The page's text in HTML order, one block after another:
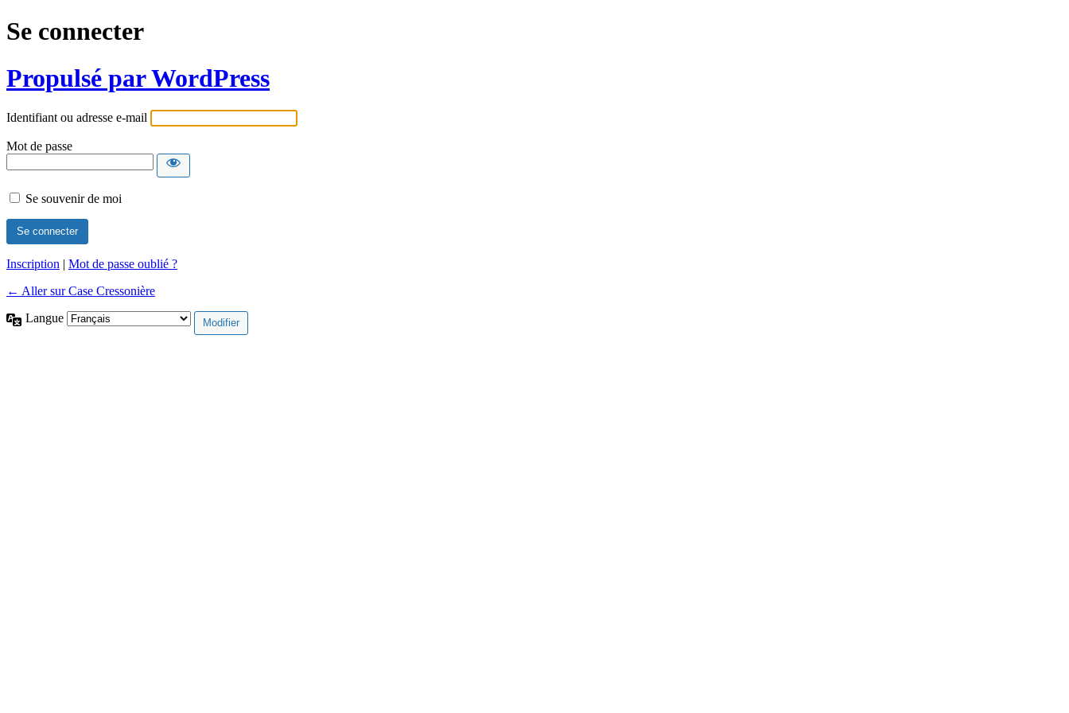
Se connecter
Propulsé par WordPress
Identifiant ou adresse e-mail
Mot de passe
Se souvenir de moi
Inscription | Mot de passe oublié ?
← Aller sur Case Cressonière
Langue